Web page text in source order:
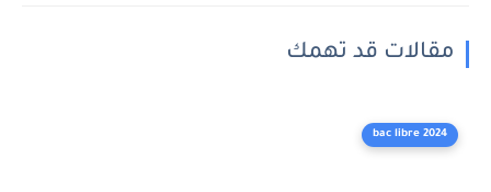
مقالات قد تهمك
bac libre 2024